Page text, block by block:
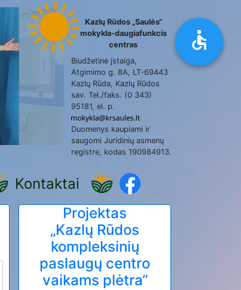
Kazlų Rūdos „Saulės“
mokykla-daugiafunkcis
centras
Biudžetinė įstaiga,
Atgimimo g. 8A, LT-69443
Kazlų Rūda, Kazlų Rūdos
sav. Tel./faks. (0 343)
95181, el. p.
Duomenys kaupiami ir
saugomi Juridinių asmenų
registre, kodas 190984913.
Kontaktai
Projektas
„Kazlų Rūdos
kompleksinių
paslaugų centro
vaikams plėtra“